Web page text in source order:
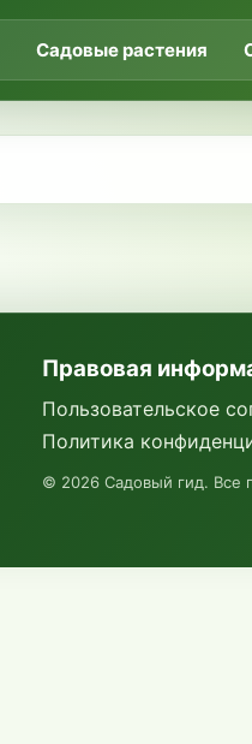
Садовые растения
Правовая
Пользовательское
Политика
© 2026 Садовый гид. Все